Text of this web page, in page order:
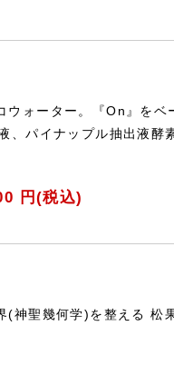
ウォーター。『On』をベ
、パイナップル抽出液酵
円(税込)
(神聖幾何学)を整える 松